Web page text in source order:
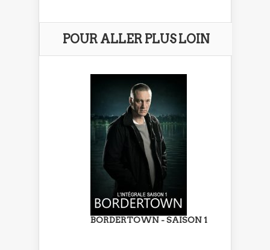
POUR ALLER PLUS LOIN
BORDERTOWN - SAISON 1